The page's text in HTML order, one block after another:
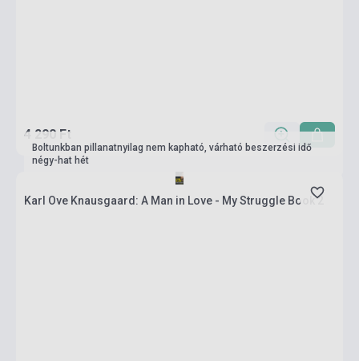
4 290 Ft
Boltunkban pillanatnyilag nem kapható, várható beszerzési idő
négy-hat hét
Karl Ove Knausgaard: A Man in Love - My Struggle Book 2